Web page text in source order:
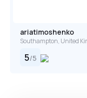
ariatimoshenko
Southampton, United
5/5